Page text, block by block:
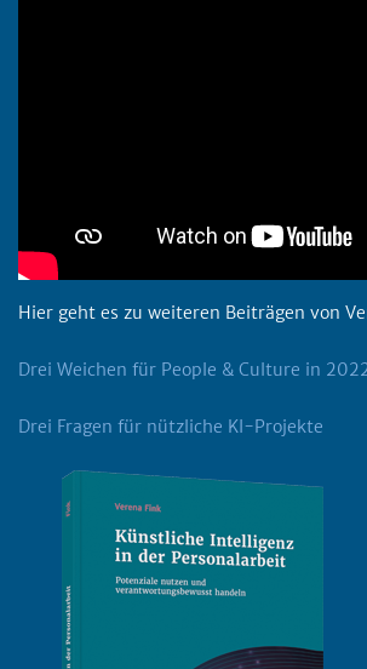
Hier geht es zu weiteren Beiträgen von
Drei Weichen für People & Culture in
Drei Fragen für nützliche KI-Projekte